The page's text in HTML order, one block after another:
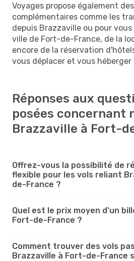
Voyages propose également
complémentaires comme les
depuis Brazzaville ou pour
ville de Fort-de-France, de la
encore de la réservation
vous déplacer et vous
Réponses aux
posées concernant
Brazzaville à Fort-
Offrez-vous la possibilité de
flexible pour les vols reliant
de-France ?
Quel est le prix moyen d'un
Fort-de-France ?
Comment trouver des vols
Brazzaville à Fort-de-France